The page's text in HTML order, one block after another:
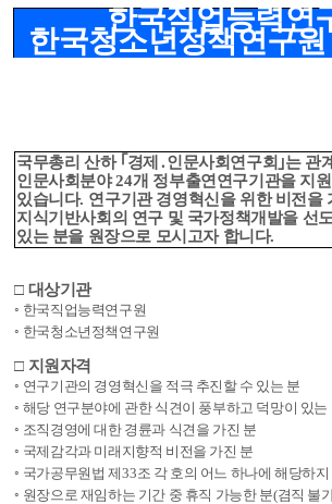
한국직업능력연
한국청소년정책연구원
국무총리 산하 ｢ 경제 ․인문사회연구회 ｣는 관
인문사회분야24개 정부출연연구기관을 지원
있습니다. 연구기관 경영혁신을 위한 비전을
지식기반사회의 연구 및 국가정책개발을 선
있는 분을 원장으로 모시고자 합니다.
□ 대상기관
◦ 한국직업능력연구원
◦ 한국청소년정책연구원
□ 지원자격
◦ 연구기관의 경영혁신을 적극 추진할 수 있는 분
◦ 해당 연구분야에 관한 식견이 풍부하고 덕망이 있는
◦ 조직경영에 대한 경륜과 식견을 가진 분
◦ 국제감각과 미래지향적 비전을 가진 분
◦ 국가공무원법 제 33조 각 호의 어느 하나에 해당하지
◦ 원장으로 재임하는 기간 중 휴직 가능한 분(겸직 불